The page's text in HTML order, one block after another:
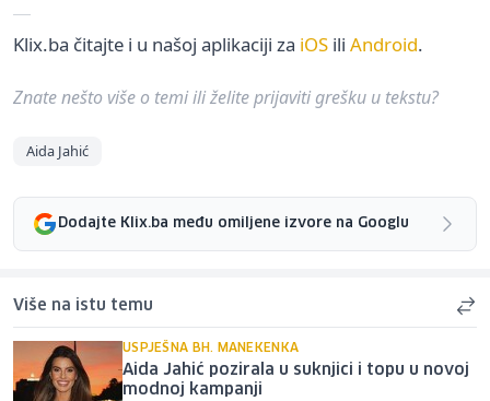
Klix.ba čitajte i u našoj aplikaciji za iOS ili Android.
Znate nešto više o temi ili želite prijaviti grešku u tekstu?
Aida Jahić
Dodajte Klix.ba među omiljene izvore na Googlu
Više na istu temu
USPJEŠNA BH. MANEKENKA
Aida Jahić pozirala u suknjici i topu u novoj
modnoj kampanji